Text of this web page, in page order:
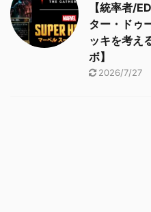
【統率者/
ター・ドゥ
ッキを考え
ボ】
2026/7/27